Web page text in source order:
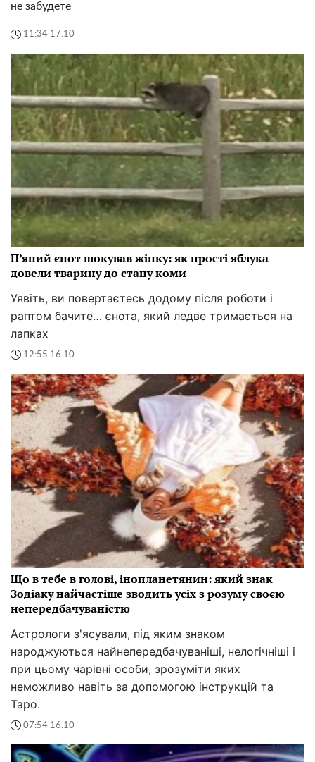
не забудете
11:34 17.10
П’яний єнот шокував жінку: як прості яблука
довели тварину до стану коми
Уявіть, ви повертаєтесь додому після роботи і
раптом бачите… єнота, який ледве тримається на
лапках
12:55 16.10
Що в тебе в голові, інопланетянин: який знак
Зодіаку найчастіше зводить усіх з розуму своєю
непередбачуваністю
Астрологи з'ясували, під яким знаком
народжуються найнепередбачуваніші, нелогічніші і
при цьому чарівні особи, зрозуміти яких
неможливо навіть за допомогою інструкцій та
Таро.
07:54 16.10